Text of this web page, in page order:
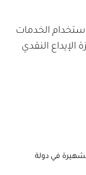
الخدمات
الإيداع النقدي
في دولة